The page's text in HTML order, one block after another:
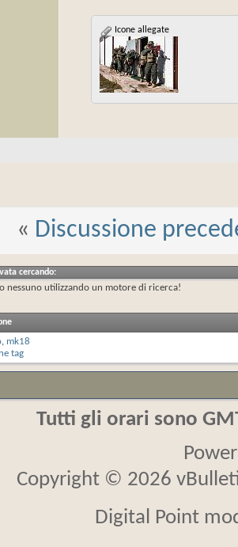
Icone allegate
« Discussione
cercando:
nessuno utilizzando un motore di ricerca!
, mk18
tag
Tutti gli orari sono
Copyright © 2026
Digital Point